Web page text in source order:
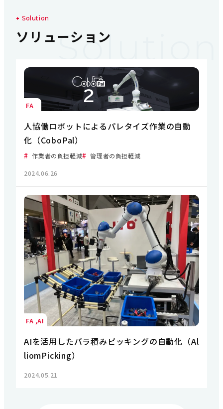
Solution
ソ リ ューシ ョ ン
Solution
FA
人協働ロボットによるパレタイズ作業の自動
化（CoboPal）
作業者の負担軽減 管理者の負担軽減
2024.06.26
FA AI
AIを活用したバラ積みピッキングの自動化（Al
liomPicking）
2024.05.21